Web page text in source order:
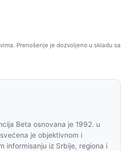
Prenošenje je dozvoljeno u skladu sa
Beta osnovana je 1992. u
je objektivnom i
informisanju iz Srbije, regiona i